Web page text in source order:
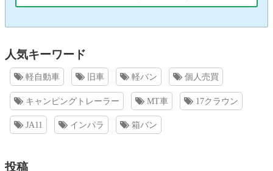
人気キーワード
軽自動車 旧車 軽バン 個人売買
キャンピングトレーラー MT車 17クラウン
JA11 インパラ 箱バン
投稿